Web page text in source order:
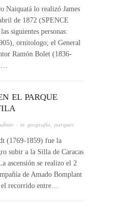
Naiquatá lo realizó James
de 1872 (SPENCE
siguientes personas:
ornitologo; el General
Ramón Bolet (1836-
EL PARQUE
· in geografía parques
(1769-1859) fue la
subir a la Silla de Caracas
ascensión se realizo el 2
de Amado Bomplant
recorrido entre…